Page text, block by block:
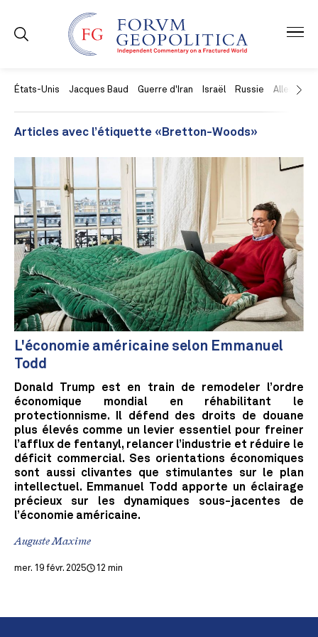
États-Unis Jacques Baud Guerre d'Iran Israël Russie Allemagne
Articles avec l’étiquette «Bretton-Woods»
L'économie américaine selon Emmanuel
Todd
Donald Trump est en train de remodeler l’ordre
économique mondial en réhabilitant le
protectionnisme. Il défend des droits de douane
plus élevés comme un levier essentiel pour freiner
l’afflux de fentanyl, relancer l’industrie et réduire le
déficit commercial. Ses orientations économiques
sont aussi clivantes que stimulantes sur le plan
intellectuel. Emmanuel Todd apporte un éclairage
précieux sur les dynamiques sous-jacentes de
l’économie américaine.
Auguste Maxime
mer. 19 févr. 2025 12 min